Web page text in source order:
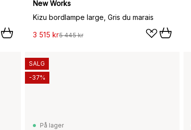
New Works
Kizu bordlampe large, Gris du marais
3 515 kr5 445 kr
På lager
SALG
-37%